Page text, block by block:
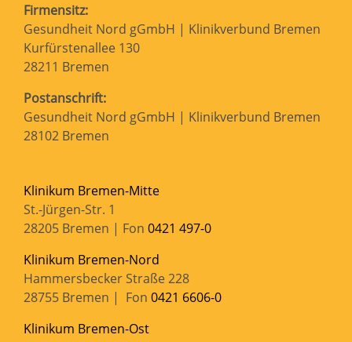
Firmensitz:
Gesundheit Nord gGmbH | Klinikverbund Bremen
Kurfürstenallee 130
28211 Bremen
Postanschrift:
Gesundheit Nord gGmbH | Klinikverbund Bremen
28102 Bremen
Klinikum Bremen-Mitte
St.-Jürgen-Str. 1
28205 Bremen | Fon 0421 497-0
Klinikum Bremen-Nord
Hammersbecker Straße 228
28755 Bremen | Fon 0421 6606-0
Klinikum Bremen-Ost